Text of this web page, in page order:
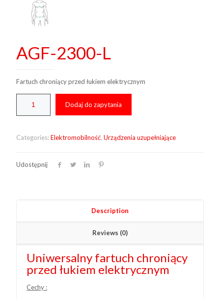
AGF-2300-L
Fartuch chroniący przed łukiem elektrycznym
Dodaj do zapytania
Categories:Elektromobilność, Urządzenia uzupełniające
Udostępnij
Description
Reviews (0)
Uniwersalny fartuch chroniący
przed łukiem elektrycznym
Cechy :